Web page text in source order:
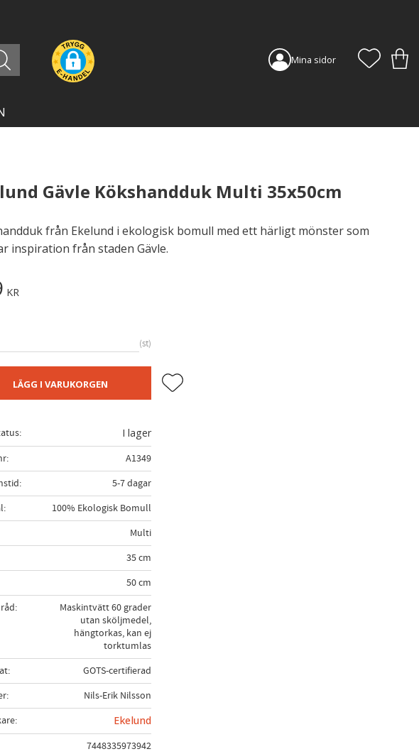
Mina sidor
Gävle Kökshandduk Multi 35x50cm
från Ekelund i ekologisk bomull med ett härligt mönster som
inspiration från staden Gävle.
KR
st
LÄGG I VARUKORGEN Lägg till i favoriter
I lager
A1349
5-7 dagar
100% Ekologisk Bomull
Multi
35 cm
50 cm
Maskintvätt 60 grader
utan sköljmedel,
hängtorkas, kan ej
torktumlas
GOTS-certifierad
Nils-Erik Nilsson
Ekelund
7448335973942